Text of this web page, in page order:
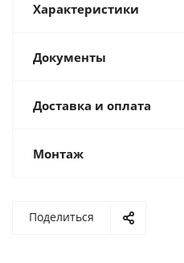
Характеристики
Документы
Доставка и оплата
Монтаж
Поделиться